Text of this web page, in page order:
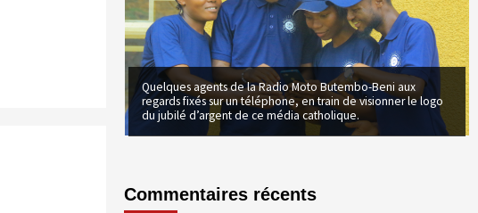
Quelques agents de la Radio Moto Butembo-Beni aux
regards fixés sur un téléphone, en train de visionner le logo
du jubilé d’argent de ce média catholique.
Commentaires récents